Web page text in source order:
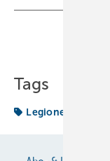
Tags
Legionellen